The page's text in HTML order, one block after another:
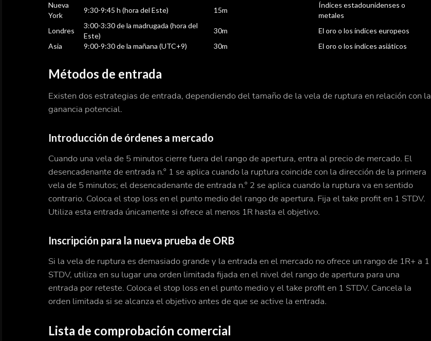
Nueva
York
9:30-9:45 h (hora del Este) 15m
Índices estadounidenses o
metales
Londres
3:00-3:30 de la madrugada (hora del
Este)
30m
El oro o los índices europeos
Asia
9:00-9:30 de la mañana (UTC+9) 30m El oro o los índices asiáticos
Métodos de entrada
Existen dos estrategias de entrada, dependiendo del tamaño de la vela de ruptura en relación con la
ganancia potencial.
Introducción de órdenes a mercado
Cuando una vela de 5 minutos cierre fuera del rango de apertura, entra al precio de mercado. El
desencadenante de entrada n.º 1 se aplica cuando la ruptura coincide con la dirección de la primera
vela de 5 minutos; el desencadenante de entrada n.º 2 se aplica cuando la ruptura va en sentido
contrario. Coloca el stop loss en el punto medio del rango de apertura. Fija el take profit en 1 STDV.
Utiliza esta entrada únicamente si ofrece al menos 1R hasta el objetivo.
Inscripción para la nueva prueba de ORB
Si la vela de ruptura es demasiado grande y la entrada en el mercado no ofrece un rango de 1R+ a 1
STDV, utiliza en su lugar una orden limitada fijada en el nivel del rango de apertura para una
entrada por reteste. Coloca el stop loss en el punto medio y el take profit en 1 STDV. Cancela la
orden limitada si se alcanza el objetivo antes de que se active la entrada.
Lista de comprobación comercial